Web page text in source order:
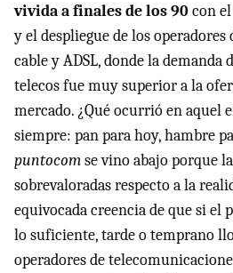
vivida a finales de los 90con el
y el despliegue de los
cable y ADSL, donde la
telecos fue muy superior a la
mercado. ¿Qué ocurrió en aquel
siempre: pan para hoy, hambre
puntocomse vino abajo porque
sobrevaloradas respecto a la
equivocada creencia de que si el
lo suficiente, tarde o temprano
operadores de